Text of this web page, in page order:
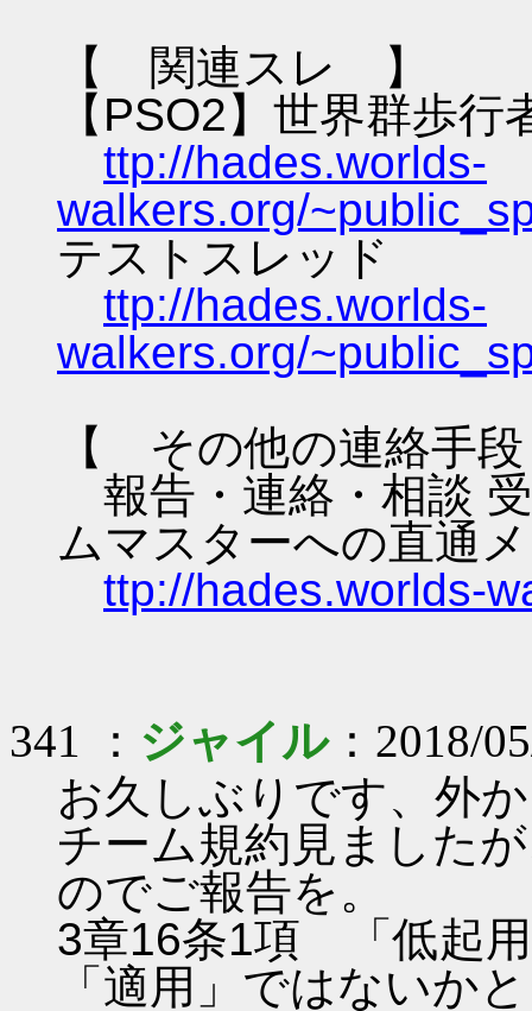
【 関連スレ 】
【PSO2】世界群歩
ttp://hades.worlds-
walkers.org/
テストスレッド
ttp://hades.worlds-
walkers.org/
【 その他の連絡手
報告・連絡・相談
ムマスターへの直通
ttp://hades.worlds-
341 ： ジャイル：2018/
お久しぶりです、外
チーム規約見ました
のでご報告を。
3章16条1項 「低起
「適用」ではないか